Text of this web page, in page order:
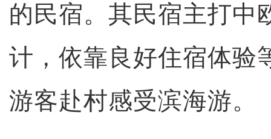
的民宿。其民宿主打中
计，依靠良好住宿体验
游客赴村感受滨海游。